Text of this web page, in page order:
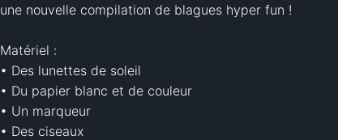
une nouvelle compilation de blagues hyper fun !
Matériel :
• Des lunettes de soleil
• Du papier blanc et de couleur
• Un marqueur
• Des ciseaux